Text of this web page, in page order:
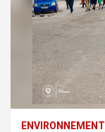
ENVIRONNEMENT